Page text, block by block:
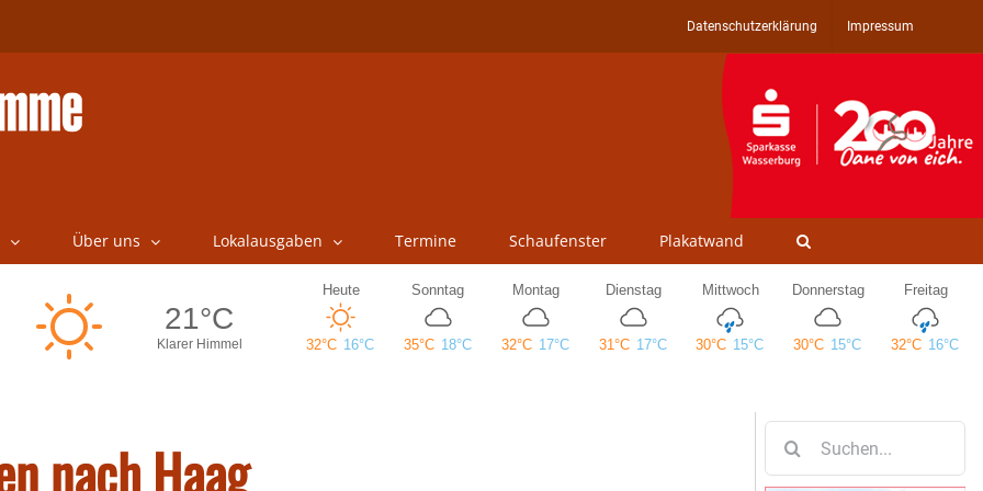
Datenschutzerklärung Impressum
Über uns Lokalausgaben Termine Schaufenster Plakatwand
nach Haag
nach: